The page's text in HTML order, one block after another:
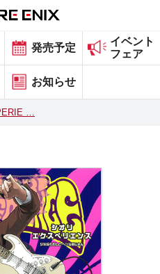
トメニュー
発売予定
イベント
フェア
お知らせ
…